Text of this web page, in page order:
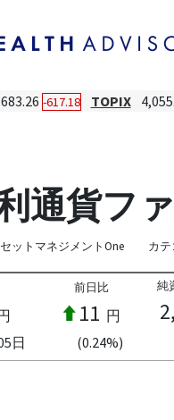
-617.18 TOPIX
通貨フ
ットマネジメントOne カテ
日
前日比
11 円
(0.24%)
純